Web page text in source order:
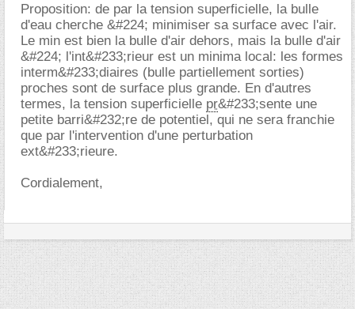
Proposition: de par la tension superficielle, la bulle
d'eau cherche &#224; minimiser sa surface avec l'air.
Le min est bien la bulle d'air dehors, mais la bulle d'air
&#224; l'int&#233;rieur est un minima local: les formes
interm&#233;diaires (bulle partiellement sorties)
proches sont de surface plus grande. En d'autres
termes, la tension superficielle pr&#233;sente une
petite barri&#232;re de potentiel, qui ne sera franchie
que par l'intervention d'une perturbation
ext&#233;rieure.
Cordialement,